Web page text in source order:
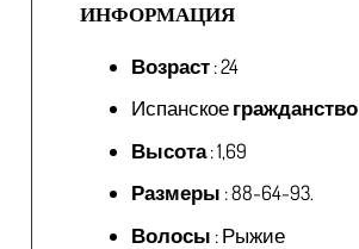
ИНФОРМАЦИЯ
Возраст: 24
Испанскоегражданство
Высота: 1,69
Размеры : 88-64-93.
Волосы : Рыжие